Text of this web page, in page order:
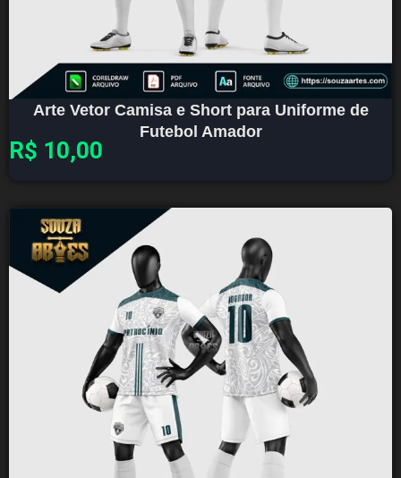
Arte Vetor Camisa e Short para Uniforme de
Futebol Amador
R$ 10,00